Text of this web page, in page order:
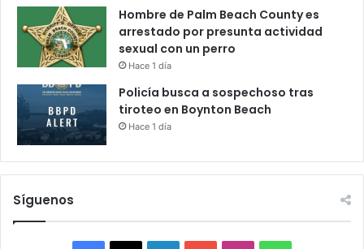
Hombre de Palm Beach County es
arrestado por presunta actividad
sexual con un perro
Hace 1 día
Policía busca a sospechoso tras
tiroteo en Boynton Beach
Hace 1 día
Síguenos